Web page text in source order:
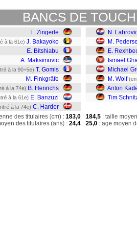
BANCS DE
L. Zingerle
à la 61e) J. Bakayoko
E. Bitshiabu
A. Maksimovic
à la 90+5e) T. Gomis
M. Finkgräfe
à la 74e) B. Henrichs
à la 61e) E. Banzuzi
à la 74e) C. Harder
N.
M.
E.
Ismaël
Michael
M. Wolf
Anton
Tim
des titulaires (cm) : 183,0
des titulaires (ans) : 24,4
184,5 : taille
25,0 : age moyen